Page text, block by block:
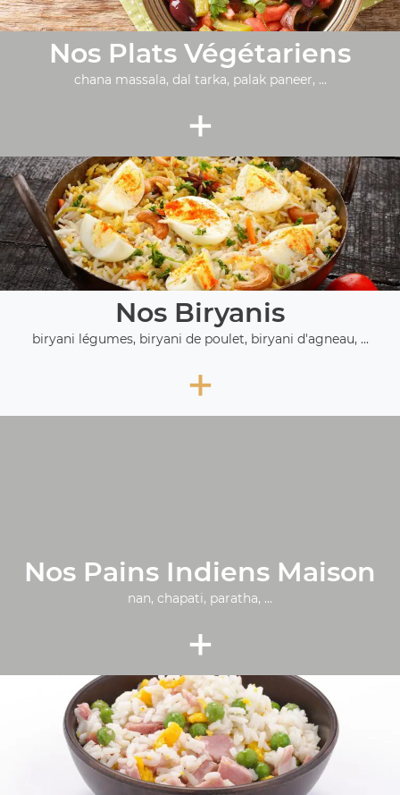
Nos Plats Végétariens
chana massala, dal tarka, palak paneer, ...
+
Nos Biryanis
biryani légumes, biryani de poulet, biryani d'agneau, ...
+
Nos Pains Indiens Maison
nan, chapati, paratha, ...
+